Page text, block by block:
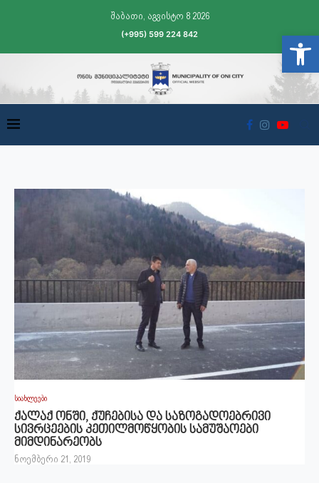
შაბათი, აგვისტო 8 2026
(+995) 599 224 842
სიახლეები
ქალაქ ონში, ქუჩებისა და საზოგადოებრივი
სივრცეების კეთილმოწყობის სამუშაოები
მიმდინარეობს
ნოემბერი 21, 2019